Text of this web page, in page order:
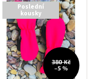
Poslední
kousky
380 Kč
–5 %